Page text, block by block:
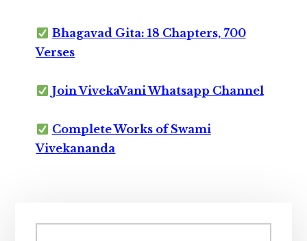
Bhagavad Gita: 18 Chapters, 700
Verses
Join VivekaVani Whatsapp Channel
Complete Works of Swami
Vivekananda